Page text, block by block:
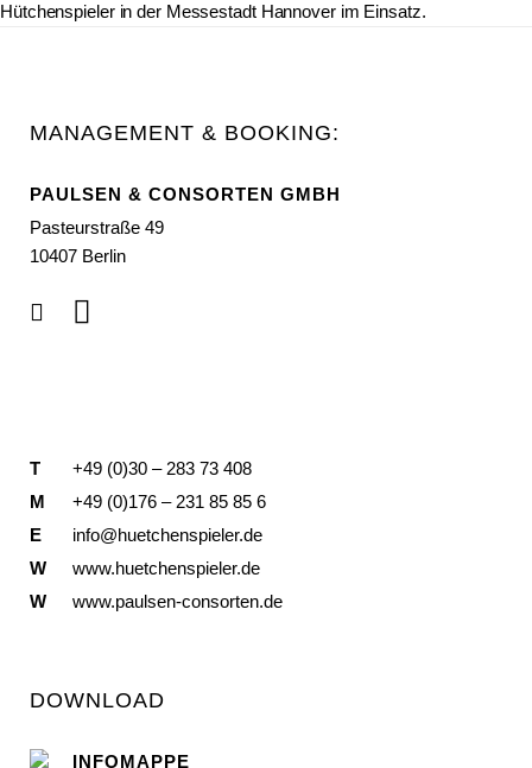
Hütchenspieler in der Messestadt Hannover im Einsatz.
MANAGEMENT & BOOKING:
PAULSEN & CONSORTEN GMBH
Pasteurstraße 49
10407 Berlin
T
+49 (0)30 – 283 73 408
M
+49 (0)176 – 231 85 85 6
E
info@huetchenspieler.de
W
www.huetchenspieler.de
W
www.paulsen-consorten.de
DOWNLOAD
INFOMAPPE